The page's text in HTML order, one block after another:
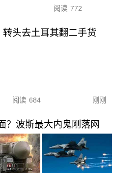
阅读 772
转头去土耳其翻二手货
阅读 684 刚刚
？波斯最大内鬼刚落网